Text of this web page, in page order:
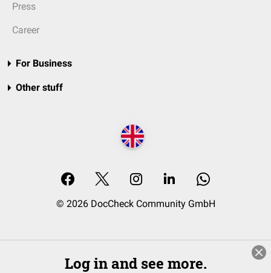
Press
Career
For Business
Other stuff
© 2026 DocCheck Community GmbH
Log in and see more.